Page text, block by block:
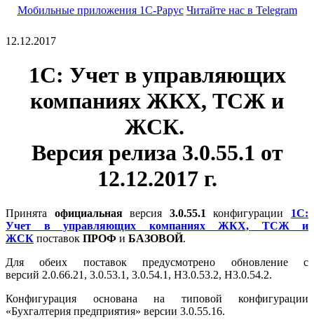
Мобильные приложения 1С-Рарус Читайте нас в Telegram
12.12.2017
1С: Учет в управляющих
компаниях ЖКХ, ТСЖ и
ЖСК.
Версия релиза 3.0.55.1 от
12.12.2017 г.
Принята официальнаяверсия 3.0.55.1 конфигурации 1С:
Учет в управляющих компаниях ЖКХ, ТСЖ и
ЖСК поставок ПРОФ и БАЗОВОЙ.
Для обеих поставок предусмотрено обновление с
версий 2.0.66.21, 3.0.53.1, 3.0.54.1, Н3.0.53.2, Н3.0.54.2.
Конфигурация основана на типовой конфигурации
«Бухгалтерия предприятия» версии 3.0.55.16.